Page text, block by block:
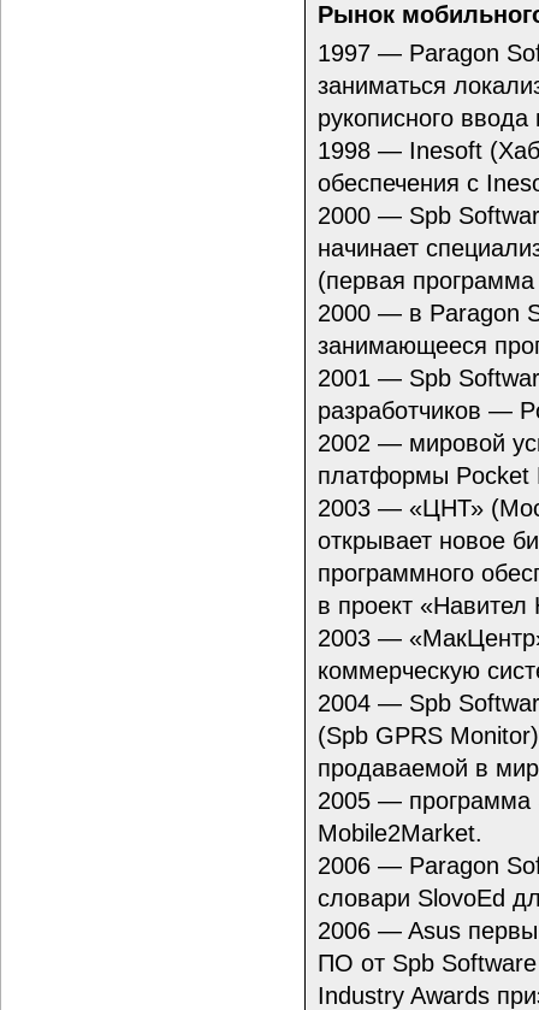
Рынок
1997 — Paragon
заниматься
рукописного
1998 — Inesoft
обеспечения с
2000 — Spb
начинает
(первая
2000 — в Paragon
занимающееся
2001 — Spb
разработчиков —
2002 — мировой
платформы Pocket
2003 — «ЦНТ»
открывает новое
программного
в проект «Навител
2003 —
коммерческую
2004 — Spb
(Spb GPRS
продаваемой в
2005 — программа
Mobile2Market.
2006 — Paragon
словари SlovoEd
2006 — Asus
ПО от Spb
Industry Awards